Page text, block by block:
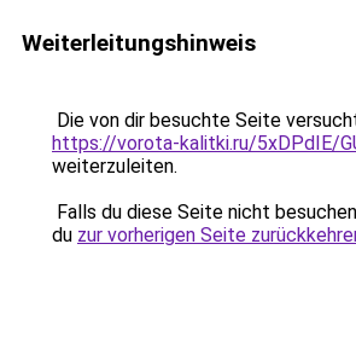
Weiterleitungshinweis
Die von dir besuchte Seite
https://vorota-kalitki.ru/5xDPdIE/
weiterzuleiten.
Falls du diese Seite nicht
du zur vorherigen Seite